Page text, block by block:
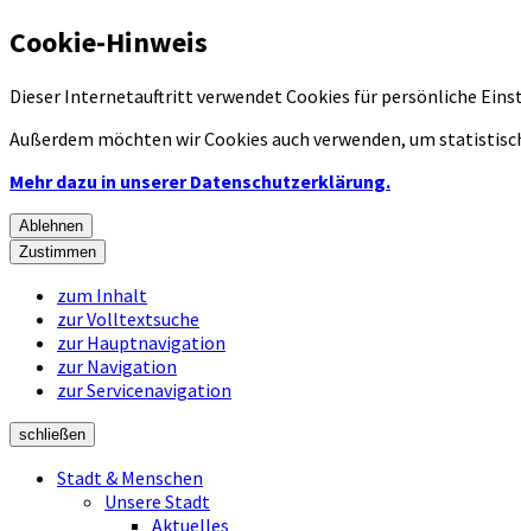
Cookie-Hinweis
Dieser Internetauftritt verwendet Cookies für persönliche
Außerdem möchten wir Cookies auch verwenden, um
Mehr dazu in unserer Datenschutzerklärung.
Ablehnen
Zustimmen
zum Inhalt
zur Volltextsuche
zur Hauptnavigation
zur Navigation
zur Servicenavigation
schließen
Stadt & Menschen
Unsere Stadt
Aktuelles